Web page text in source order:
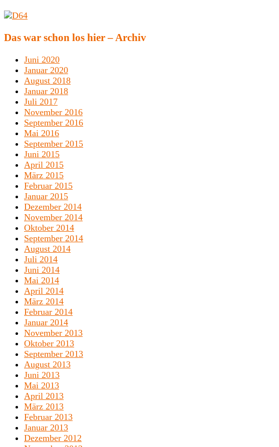
Das war schon los hier – Archiv
Juni 2020
Januar 2020
August 2018
Januar 2018
Juli 2017
November 2016
September 2016
Mai 2016
September 2015
Juni 2015
April 2015
März 2015
Februar 2015
Januar 2015
Dezember 2014
November 2014
Oktober 2014
September 2014
August 2014
Juli 2014
Juni 2014
Mai 2014
April 2014
März 2014
Februar 2014
Januar 2014
November 2013
Oktober 2013
September 2013
August 2013
Juni 2013
Mai 2013
April 2013
März 2013
Februar 2013
Januar 2013
Dezember 2012